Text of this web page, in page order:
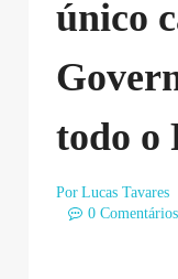
único
todo o
Por Lucas Tavares
0 Comentários